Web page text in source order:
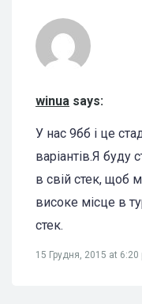
winua says:
У нас 9бб і це
варіантів.Я
в свій стек, щоб
високе місце в
стек.
15 Грудня, 2015 at 6:20